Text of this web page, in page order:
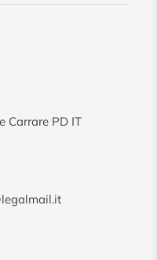
Carrare PD IT